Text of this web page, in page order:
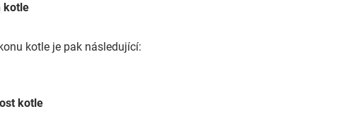
kotle
kotle je pak následující:
kotle